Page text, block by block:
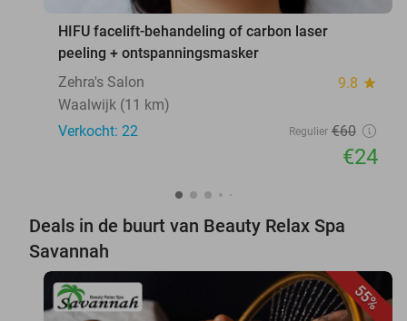
HIFU facelift-behandeling of carbon laser
peeling + ontspanningsmasker
Zehra's Salon
9.8 star
Waalwijk (11 km)
Verkocht: 22
Regulier €60
€24
Deals in de buurt van Beauty Relax Spa
Savannah
55%